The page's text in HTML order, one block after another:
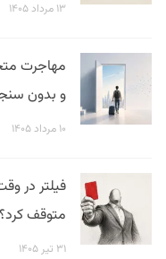
۱۳ مرداد ۱۴۰۵
مهاجرت
و بدون
۱۰ مرداد ۱۴۰۵
متوقف کرد؟
۳۱ تیر ۱۴۰۵